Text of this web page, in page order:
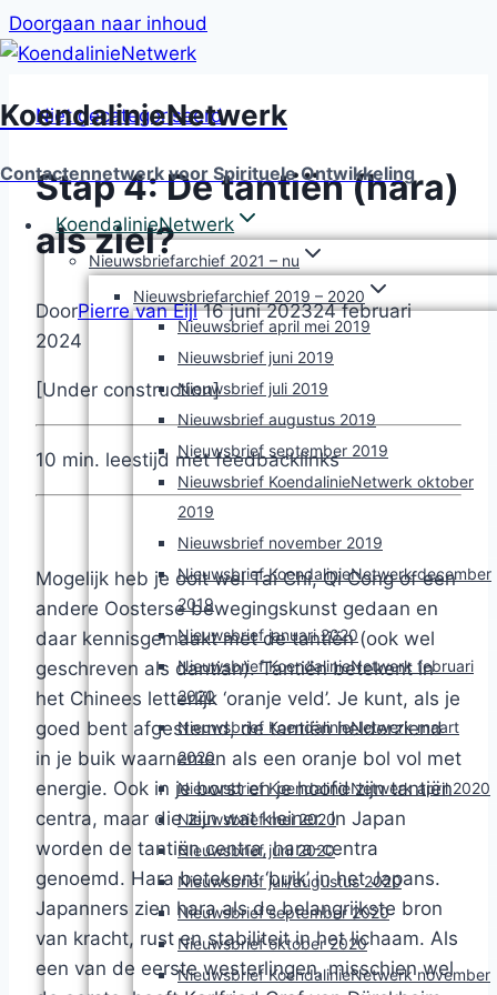
Doorgaan naar inhoud
KoendalinieNetwerk
Contactennetwerk voor Spirituele Ontwikkeling
KoendalinieNetwerk
Nieuwsbriefarchief 2021 – nu
Nieuwsbriefarchief 2019 – 2020
Nieuwsbrief april mei 2019
Nieuwsbrief juni 2019
Nieuwsbrief juli 2019
Nieuwsbrief augustus 2019
Nieuwsbrief september 2019
Nieuwsbrief KoendalinieNetwerk oktober
2019
Nieuwsbrief november 2019
Nieuwsbrief KoendalinieNetwerk december
2019
Nieuwsbrief januari 2020
Nieuwsbrief KoendalinieNetwerk februari
2020
Nieuwsbrief KoendalinieNetwerk maart
2020
Nieuwsbrief KoendalinieNetwerk april 2020
Nieuwsbrief mei 2020
Nieuwsbrief juni 2020
Nieuwsbrief juli/augustus 2020
Nieuwsbrief september 2020
Nieuwsbrief oktober 2020
Nieuwsbrief KoendalinieNetwerk november
Niet gecategoriseerd
Stap 4: De tantiën (hara)
als ziel?
DoorPierre van Eijl 16 juni 202324 februari
2024
[Under construction]
10 min. leestijd met feedbacklinks
Mogelijk heb je ooit wel Tai Chi, Qi Cong of een
andere Oosterse bewegingskunst gedaan en
daar kennisgemaakt met de tantiën (ook wel
geschreven als dantian). Tantiën betekent in
het Chinees letterlijk ‘oranje veld’. Je kunt, als je
goed bent afgestemd, de tantiën helderziend
in je buik waarnemen als een oranje bol vol met
energie. Ook in je borst en je hoofd zijn tantiën
centra, maar die zijn wat kleiner. In Japan
worden de tantiën centra, hara-centra
genoemd. Hara betekent ‘buik’ in het Japans.
Japanners zien hara als de belangrijkste bron
van kracht, rust en stabiliteit in het lichaam. Als
een van de eerste westerlingen, misschien wel